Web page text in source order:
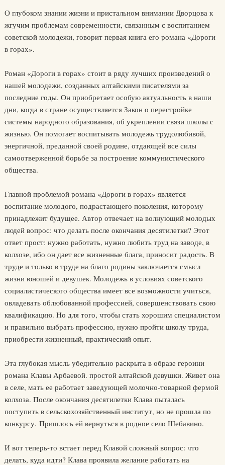
О глубоком знании жизни и пристальном внимании Дворцова к
жгучим проблемам современности, связанным с воспитанием
советской молодежи, говорит первая книга его романа «Дороги
в горах».
Роман «Дороги в горах» стоит в ряду лучших произведений о
нашей молодежи, созданных алтайскими писателями за
последние годы. Он приобретает особую актуальность в наши
дни, когда в стране осуществляется Закон о перестройке
системы народного образования, об укреплении связи школы с
жизнью. Он помогает воспитывать молодежь трудолюбивой,
энергичной, преданной своей родине, отдающей все силы
самоотверженной борьбе за построение коммунистического
общества.
Главной проблемой романа «Дороги в горах» является
воспитание молодого, подрастающего поколения, которому
принадлежит будущее. Автор отвечает на волнующий молодых
людей вопрос: что делать после окончания десятилетки? Этот
ответ прост: нужно работать, нужно любить труд на заводе, в
колхозе, ибо он дает все жизненные блага, приносит радость. В
труде и только в труде на благо родины заключается смысл
жизни юношей и девушек. Молодежь в условиях советского
социалистического общества имеет все возможности учиться,
овладевать облюбованной профессией, совершенствовать свою
квалификацию. Но для того, чтобы стать хорошим специалистом
и правильно выбрать профессию, нужно пройти школу труда,
приобрести жизненный, практический опыт.
Эта глубокая мысль убедительно раскрыта в образе героини
романа Клавы Арбаевой. простой алтайской девушки. Живет она
в селе, мать ее работает заведующей молочно-товарной фермой
колхоза. После окончания десятилетки Клава пыталась
поступить в сельскохозяйственный институт, но не прошла по
конкурсу. Пришлось ей вернуться в родное село Шебавино.
И вот теперь-то встает перед Клавой сложный вопрос: что
делать, куда идти? Клава проявила желание работать на